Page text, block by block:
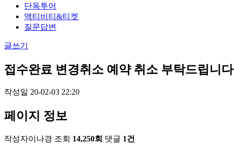
단독투어
액티비티&티켓
질문답변
글쓰기
접수완료 변경취소 예약 취소 부탁드립니다
작성일 20-02-03 22:20
페이지 정보
작성자이나경 조회 14,250회 댓글 1건